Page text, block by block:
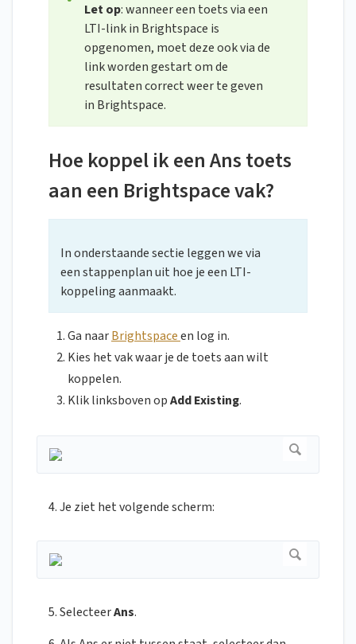
Let op: wanneer een toets via een
LTI-link in Brightspace is
opgenomen, moet deze ook via de
link worden gestart om de
resultaten correct weer te geven
in Brightspace.
Hoe koppel ik een Ans toets
aan een Brightspace vak?
In onderstaande sectie leggen we via
een stappenplan uit hoe je een LTI-
koppeling aanmaakt.
Ga naarBrightspaceen log in.
Kies het vak waar je de toets aan wilt
koppelen.
Klik linksboven opAdd Existing.
4. Je ziet het volgende scherm:
5. SelecteerAns.